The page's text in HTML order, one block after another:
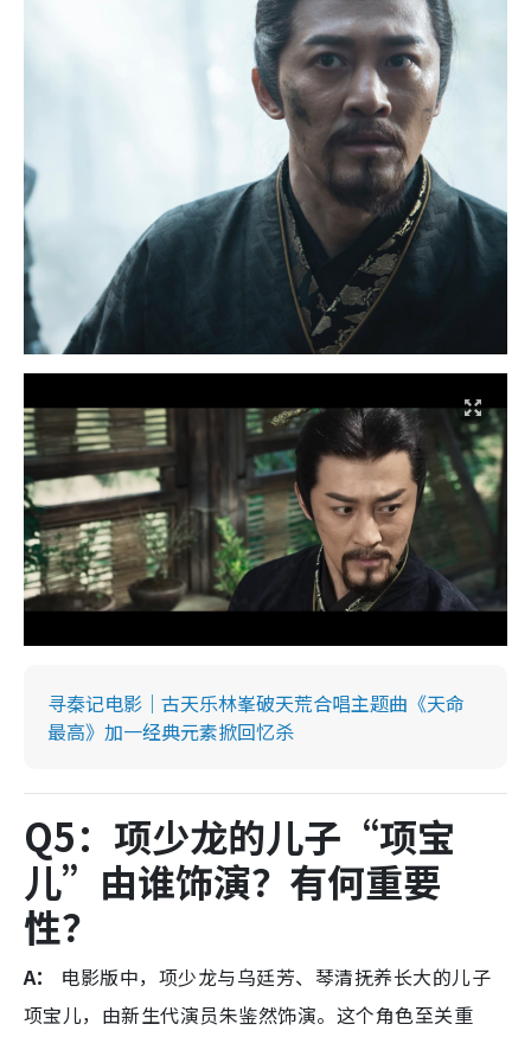
寻秦记电影｜古天乐林峯破天荒合唱主题曲《天命
最高》加一经典元素掀回忆杀
Q5：项少龙的儿子“项宝
儿”由谁饰演？有何重要
性？
A：
电影版中，项少龙与乌廷芳、琴清抚养长大的儿子
项宝儿，由新生代演员朱鉴然饰演。这个角色至关重